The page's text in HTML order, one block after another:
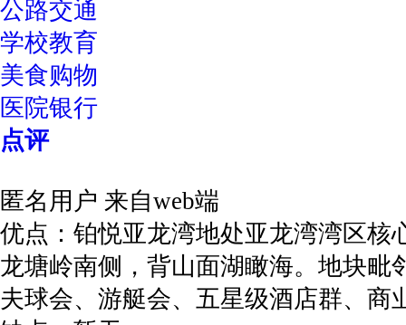
公路交通
学校教育
美食购物
医院银行
点评
匿名用户 来自web端
优点：铂悦亚龙湾地处亚龙湾湾区核
龙塘岭南侧，背山面湖瞰海。地块毗
夫球会、游艇会、五星级酒店群、